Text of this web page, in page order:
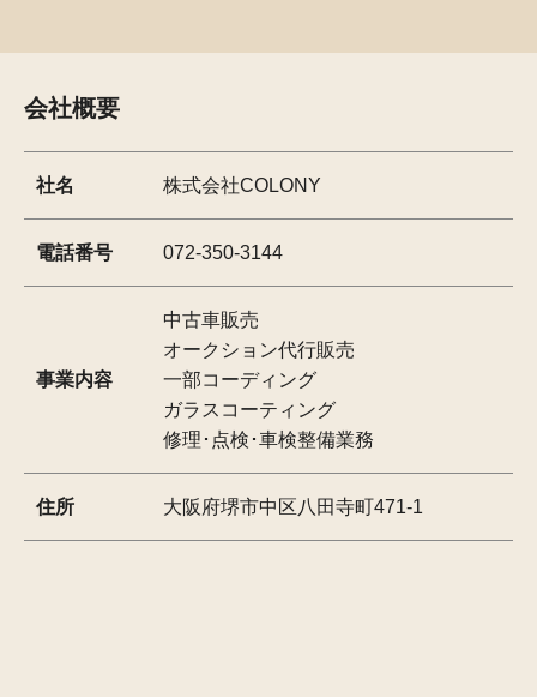
会社概要
社名 株式会社COLONY
電話番号 072-350-3144
事業内容
中古車販売
オークション代行販売
一部コーディング
ガラスコーティング
修理･点検･車検整備業務
住所 大阪府堺市中区八田寺町471-1